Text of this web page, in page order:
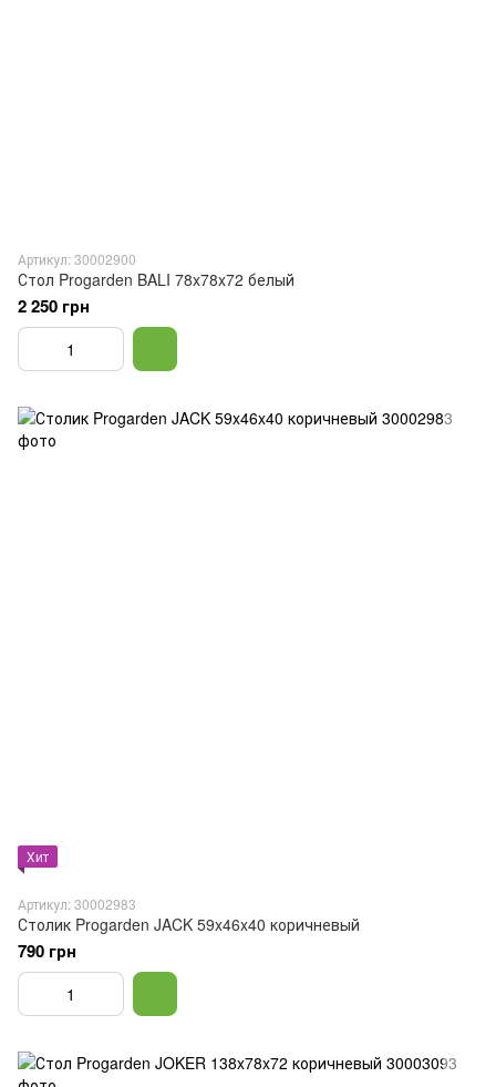
Артикул: 30002900
Стол Progarden BALI 78x78x72 белый
2 250 грн
Хит
Артикул: 30002983
Столик Progarden JACK 59x46x40 коричневый
790 грн